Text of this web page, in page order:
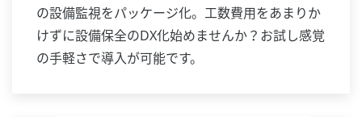
の設備監視をパッケージ化。工数費用をあまりか
けずに設備保全のDX化始めませんか？お試し感覚
の手軽さで導入が可能です。